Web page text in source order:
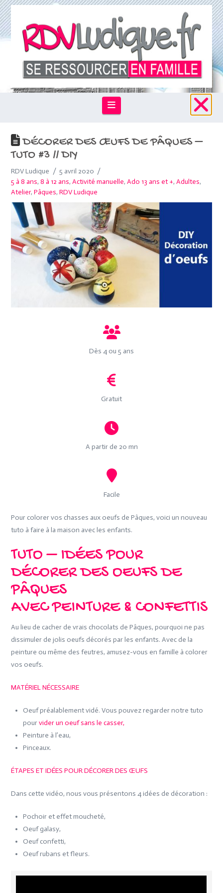
Navigation
DÉCORER DES ŒUFS DE PÂQUES –
TUTO #3 // DIY
RDV Ludique
5 avril 2020
5 à 8 ans,8 à 12 ans,Activité manuelle,Ado 13 ans et +,Adultes,
Atelier,Pâques,RDV Ludique
Dès 4 ou 5 ans
Gratuit
A partir de 20 mn
Facile
Pour colorer vos chasses aux oeufs de Pâques, voici un nouveau
tuto à faire à la maison avec les enfants.
TUTO – IDÉES POUR
DÉCORER DES OEUFS DE
PÂQUES
AVEC PEINTURE & CONFETTIS
Au lieu de cacher de vrais chocolats de Pâques, pourquoi ne pas
dissimuler de jolis oeufs décorés par les enfants. Avec de la
peinture ou même des feutres, amusez-vous en famille à colorer
vos oeufs.
MATÉRIEL NÉCESSAIRE
Oeuf préalablement vidé. Vous pouvez regarder notre tuto
pourvider un oeuf sans le casser,
Peinture à l’eau,
Pinceaux.
ÉTAPES ET IDÉES POUR DÉCORER DES ŒUFS
Dans cette vidéo, nous vous présentons 4 idées de décoration :
Pochoir et effet moucheté,
Oeuf galasy,
Oeuf confetti,
Oeuf rubans et fleurs.